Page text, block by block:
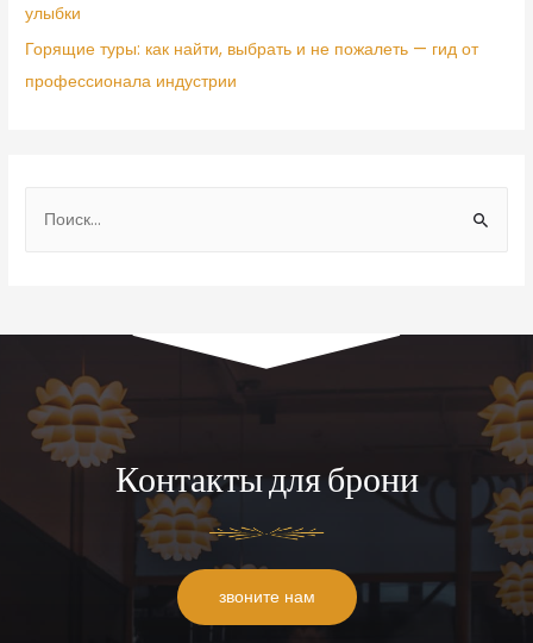
улыбки
Горящие туры: как найти, выбрать и не пожалеть — гид от
профессионала индустрии
Контакты для брони
звоните нам